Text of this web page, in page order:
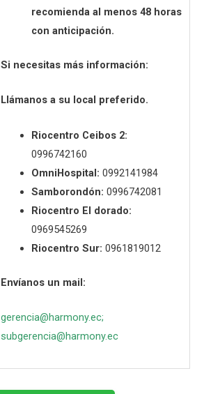
recomienda al menos 48 horas
con anticipación.
Si necesitas más información:
Llámanos a su local preferido.
Riocentro Ceibos 2:
0996742160
OmniHospital: 0992141984
Samborondón: 0996742081
Riocentro El dorado:
0969545269
Riocentro Sur: 0961819012
Envíanos un mail:
gerencia@harmony.ec;
subgerencia@harmony.ec